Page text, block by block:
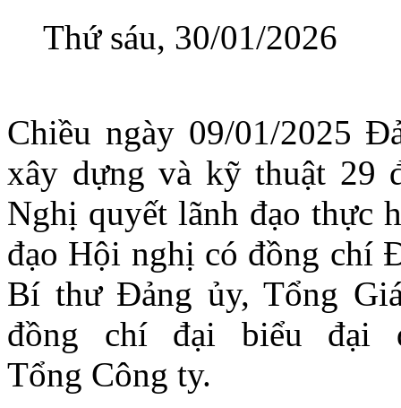
Thứ sáu, 30/01/2026
Chiều ngày 09/01/2025
xây dựng và kỹ thuật 29
Nghị quyết lãnh đạo thực
đạo Hội nghị có đồng chí
Bí thư Đảng ủy, Tổng
đồng chí đại biểu đại
Tổng Công ty.